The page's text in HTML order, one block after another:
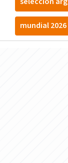
mundial 2026